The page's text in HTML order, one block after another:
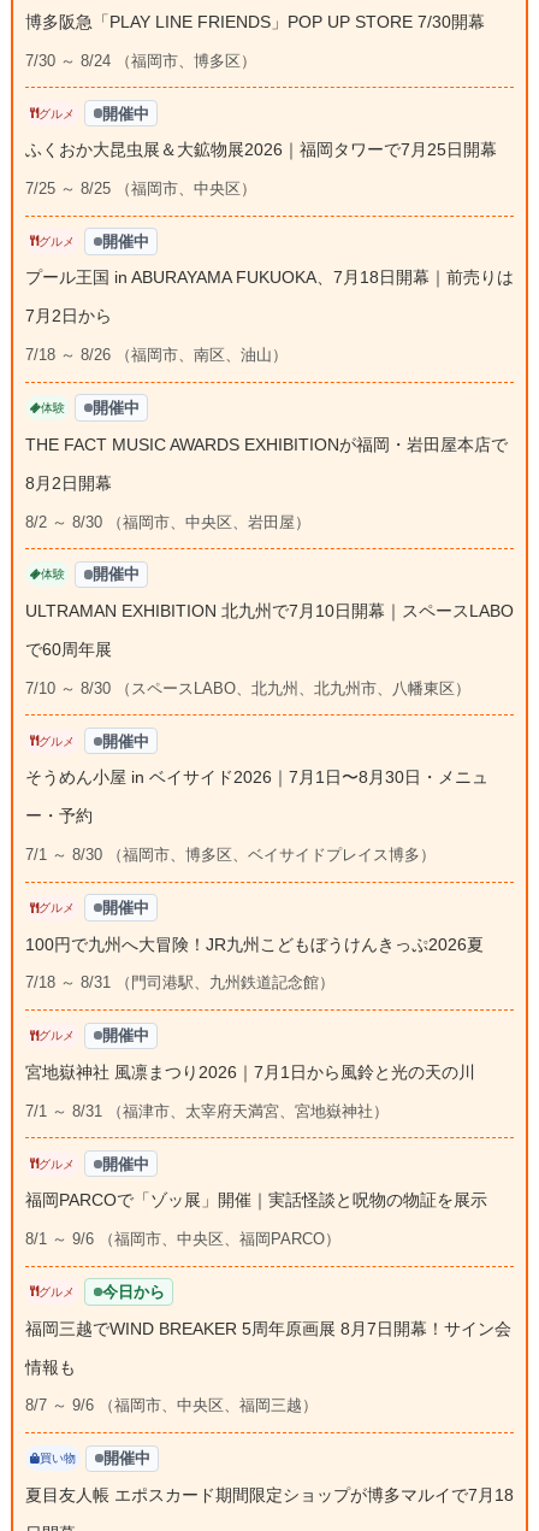
博多阪急「PLAY LINE FRIENDS」POP UP STORE 7/30開幕
7/30 ～ 8/24 （福岡市、博多区）
グルメ 開催中
ふくおか大昆虫展＆大鉱物展2026｜福岡タワーで7月25日開幕
7/25 ～ 8/25 （福岡市、中央区）
グルメ 開催中
プール王国 in ABURAYAMA FUKUOKA、7月18日開幕｜前売りは
7月2日から
7/18 ～ 8/26 （福岡市、南区、油山）
体験 開催中
THE FACT MUSIC AWARDS EXHIBITIONが福岡・岩田屋本店で
8月2日開幕
8/2 ～ 8/30 （福岡市、中央区、岩田屋）
体験 開催中
ULTRAMAN EXHIBITION 北九州で7月10日開幕｜スペースLABO
で60周年展
7/10 ～ 8/30 （スペースLABO、北九州、北九州市、八幡東区）
グルメ 開催中
そうめん小屋 in ベイサイド2026｜7月1日〜8月30日・メニュ
ー・予約
7/1 ～ 8/30 （福岡市、博多区、ベイサイドプレイス博多）
グルメ 開催中
100円で九州へ大冒険！JR九州こどもぼうけんきっぷ2026夏
7/18 ～ 8/31 （門司港駅、九州鉄道記念館）
グルメ 開催中
宮地嶽神社 風凛まつり2026｜7月1日から風鈴と光の天の川
7/1 ～ 8/31 （福津市、太宰府天満宮、宮地嶽神社）
グルメ 開催中
福岡PARCOで「ゾッ展」開催｜実話怪談と呪物の物証を展示
8/1 ～ 9/6 （福岡市、中央区、福岡PARCO）
グルメ 今日から
福岡三越でWIND BREAKER 5周年原画展 8月7日開幕！サイン会
情報も
8/7 ～ 9/6 （福岡市、中央区、福岡三越）
買い物 開催中
夏目友人帳 エポスカード期間限定ショップが博多マルイで7月18